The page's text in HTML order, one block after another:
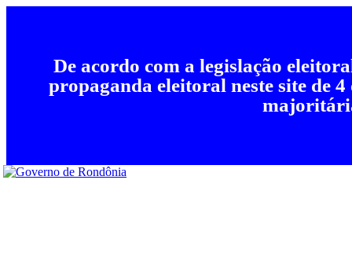
De acordo com a legislação
propaganda eleitoral neste site de